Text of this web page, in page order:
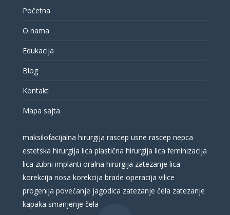
Početna
O nama
Edukacija
Blog
Kontakt
Mapa sajta
maksilofacijalna hirurgija rascep usne rascep nepca
estetska hirurgija lica plastična hirurgija lica feminizacija
lica zubni implanti oralna hirurgija zatezanje lica
korekcija nosa korekcija brade operacija vilice
progenija povećanje jagodica zatezanje čela zatezanje
kapaka smanjenje čela